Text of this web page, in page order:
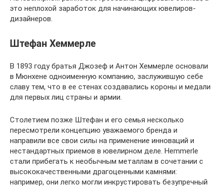
это неплохой заработок для начинающих ювелиров-
дизайнеров.
Штефан Хеммерле
В 1893 году братья Джозеф и Антон Хеммерле основали
в Мюнхене одноименную компанию, заслужившую себе
славу тем, что в ее стенах создавались короны и медали
для первых лиц страны и армии.
Столетием позже Штефан и его семья несколько
пересмотрели концепцию уважаемого бренда и
направили все свои силы на применение инноваций и
нестандартных приемов в ювелирном деле. Hemmerle
стали прибегать к необычным металлам в сочетании с
высококачественными драгоценными камнями:
например, они легко могли инкрустировать безупречный